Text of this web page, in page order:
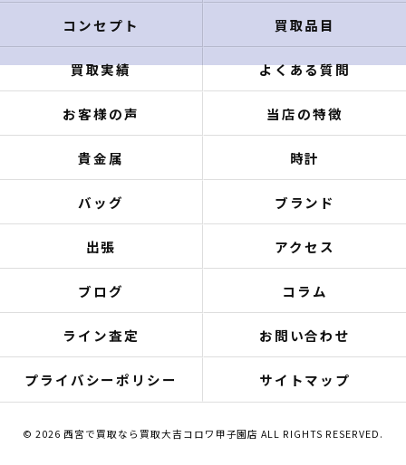
コンセプト 買取品目
買取実績 よくある質問
お客様の声 当店の特徴
貴金属 時計
バッグ ブランド
出張 アクセス
ブログ コラム
ライン査定 お問い合わせ
プライバシーポリシー サイトマップ
© 2026 西宮で買取なら買取大吉コロワ甲子園店 ALL RIGHTS RESERVED.